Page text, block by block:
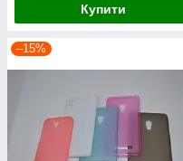
Купити
–15%